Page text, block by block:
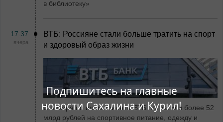
Подпишитесь на главные
новости Сахалина и Курил!
в библиотеку»
17:37
вчера
ВТБ: Россияне стали больше тратить на спорт
и здоровый образ жизни
С января по июль клиенты ВТБ потратили более 52
млрд рублей на спортивное питание, одежду и